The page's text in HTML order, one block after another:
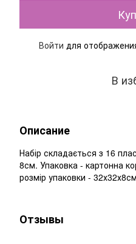
Войти для
В
Описание
Набір складається з 16
8см. Упаковка - картонна
розмір упаковки -
Отзывы